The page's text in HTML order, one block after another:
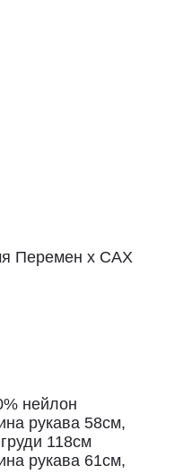
Перемен х САХ
нейлон
рукава 58см,
118см
рукава 61см,